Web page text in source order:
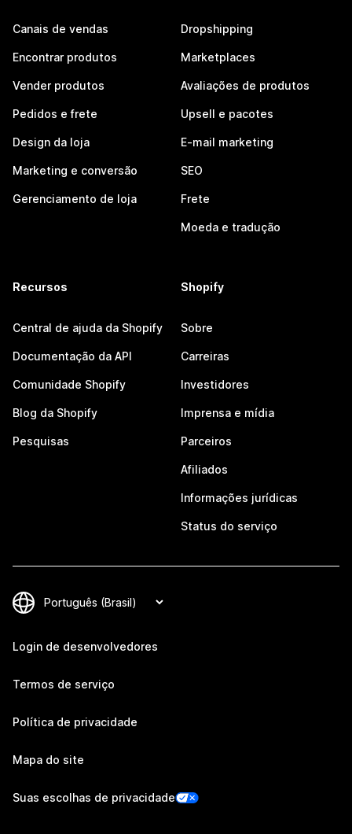
Canais de vendas
Encontrar produtos
Vender produtos
Pedidos e frete
Design da loja
Marketing e conversão
Gerenciamento de loja
Dropshipping
Marketplaces
Avaliações de produtos
Upsell e pacotes
E-mail marketing
SEO
Frete
Moeda e tradução
Recursos
Central de ajuda da Shopify
Documentação da API
Comunidade Shopify
Blog da Shopify
Pesquisas
Shopify
Sobre
Carreiras
Investidores
Imprensa e mídia
Parceiros
Afiliados
Informações jurídicas
Status do serviço
Login de desenvolvedores
Termos de serviço
Política de privacidade
Mapa do site
Suas escolhas de privacidade